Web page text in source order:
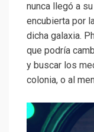
nunca llegó a
encubierta por
dicha galaxia.
que podría
y buscar los
colonia, o al